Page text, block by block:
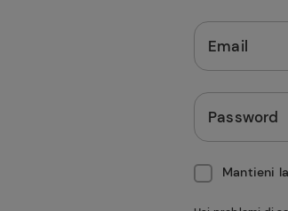
Email
Password
Mantieni